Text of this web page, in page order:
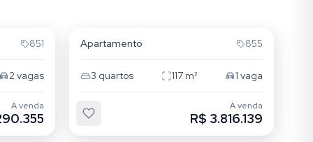
851
2vagas
À venda
Apartamento 855
3 quartos 117 m² 1 vaga
À venda
R$ 3.816.139